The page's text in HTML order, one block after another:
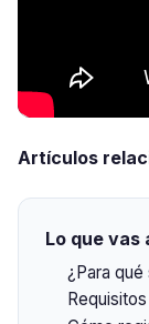
Artículos
Lo que vas
¿Para